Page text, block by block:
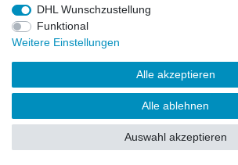
Preise nur für registrierte Händler, ansonsten
€
LEGO, das LEGO Logo, die Minifigur,
CHIMA, NINJAGO, BIONICLE,
urheberrechtlich geschützte Markenzeichen
DHL Wunschzustellung
Funktional
Weitere Einstellungen
Alle akzeptieren
Alle ablehnen
Auswahl akzeptieren